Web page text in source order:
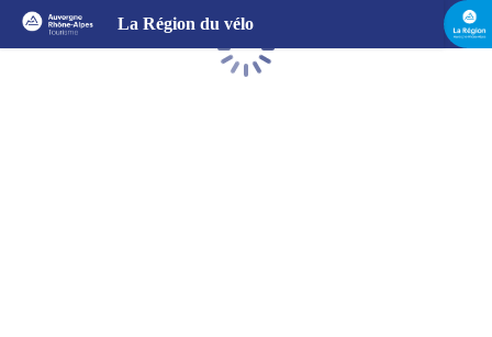
La Région du vélo
Chargement